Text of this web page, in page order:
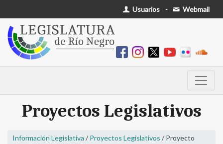
Usuarios - Webmail
Proyectos Legislativos
Información Legislativa / Proyectos Legislativos / Proyecto